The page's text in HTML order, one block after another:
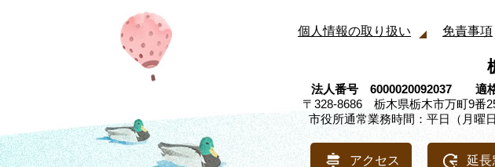
個人情報の取り扱い 免責事項
法人番号 6000020092037 適格
〒328-8686 栃木県栃木市万町9番
市役所通常業務時間：平日（月曜
アクセス 延長